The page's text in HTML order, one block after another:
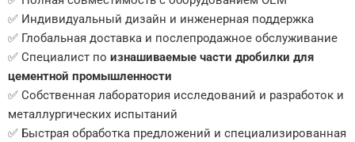
✅ Индивидуальный дизайн и инженерная поддержка
✅ Глобальная доставка и послепродажное обслуживание
✅ Специалист по изнашиваемые части дробилки для
цементной промышленности
✅ Собственная лаборатория исследований и разработок и
металлургических испытаний
✅ Быстрая обработка предложений и специализированная